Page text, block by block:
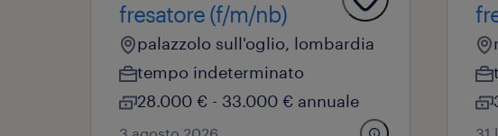
fresatore (f/m/nb)
palazzolo sull'oglio, lombardia
tempo indeterminato
28.000 € - 33.000 € annuale